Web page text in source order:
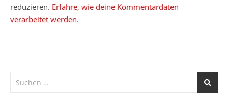
reduzieren. Erfahre, wie deine Kommentardaten
verarbeitet werden.